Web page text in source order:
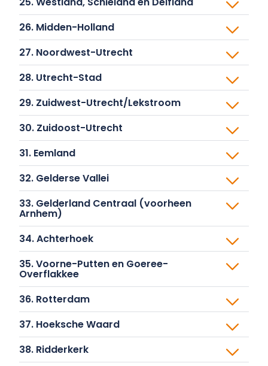
26. Midden-Holland
27. Noordwest-Utrecht
28. Utrecht-Stad
29. Zuidwest-Utrecht/Lekstroom
30. Zuidoost-Utrecht
31. Eemland
32. Gelderse Vallei
33. Gelderland Centraal (voorheen
Arnhem)
34. Achterhoek
35. Voorne-Putten en Goeree-
Overflakkee
36. Rotterdam
37. Hoeksche Waard
38. Ridderkerk
39. Drechtsteden en West-
Alblasserwaard